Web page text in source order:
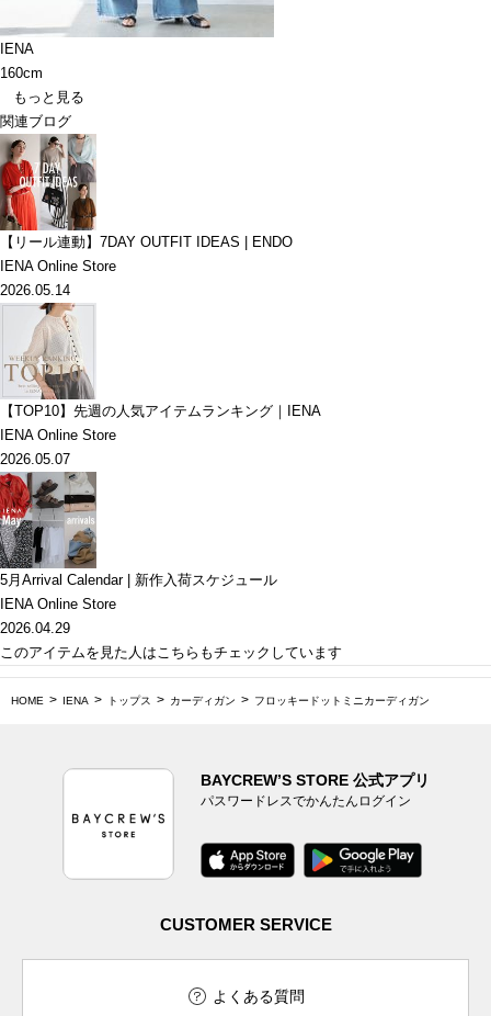
IENA
160cm
もっと見る
関連ブログ
【リール連動】7DAY OUTFIT IDEAS | ENDO
IENA Online Store
2026.05.14
【TOP10】先週の人気アイテムランキング｜IENA
IENA Online Store
2026.05.07
5月Arrival Calendar | 新作入荷スケジュール
IENA Online Store
2026.04.29
このアイテムを見た人はこちらもチェックしています
HOME IENA トップス カーディガン フロッキードットミニカーディガン
BAYCREW’S STORE 公式アプリ
パスワードレスでかんたんログイン
CUSTOMER SERVICE
よくある質問